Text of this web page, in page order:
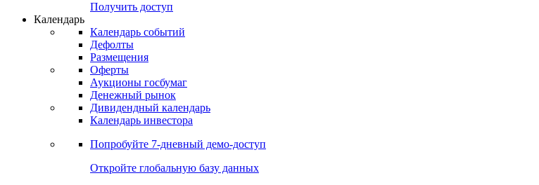
Получить доступ
Календарь
Календарь событий
Дефолты
Размещения
Оферты
Аукционы госбумаг
Денежный рынок
Дивидендный календарь
Календарь инвестора
Попробуйте 7-дневный демо-доступ
Откройте глобальную базу данных